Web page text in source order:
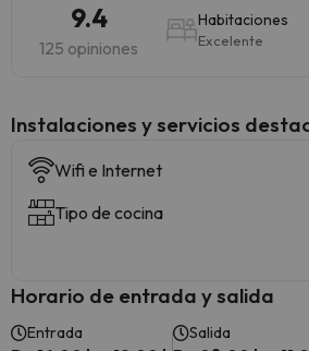
9.4
125 opiniones
Habitaciones
Excelente
Instalaciones y servicios
Wifi e Internet
Tipo de cocina
Horario de entrada y salida
Entrada Salida